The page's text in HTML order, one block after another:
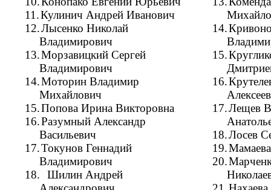
11.Кулинич Андрей Иванович
12.Лысенко Николай
Владимирович
13.Морзавицкий Сергей
Владимирович
14.Моторин Владимир
Михайлович
15.Попова Ирина Викторовна
16.Разумный Александр
Васильевич
17.Токунов Геннадий
Владимирович
18.
Шилин Андрей
14.
15.
16.
17.Лещев
18.Лосев
19.
20.